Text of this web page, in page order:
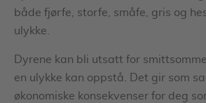
både fjørfe, storfe, småfe, gris og
ulykke.
Dyrene kan bli utsatt for
en ulykke kan oppstå. Det gir som
økonomiske konsekvenser for deg